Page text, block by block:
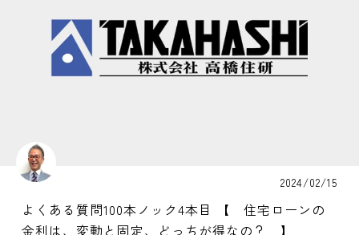
2024/02/15
よくある質問100本ノック4本目 【 住宅ローンの
金利は、変動と固定、どっちが得なの？ 】